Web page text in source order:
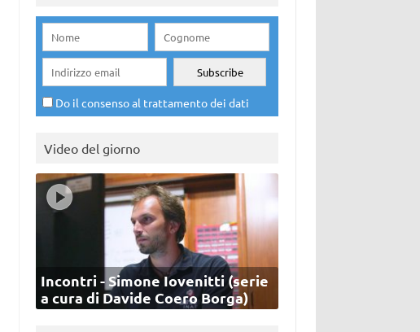
Do il consenso al trattamento dei dati
Video del giorno
Incontri - Simone Iovenitti (serie
a cura di Davide Coero Borga)